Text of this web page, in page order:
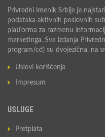
Privredni Imenik Srbije je
podataka aktivnih poslovnih
platforma za razmenu
marketinga. Sva izdanja
program/cd) su dvojezična, na
Uslovi korišćenja
Impresum
USLUGE
Pretplata